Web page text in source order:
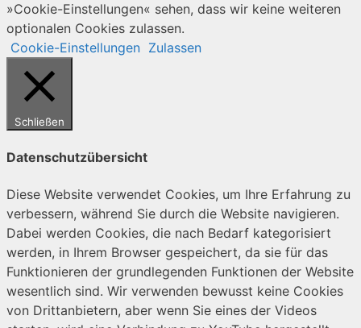
»Cookie-Einstellungen« sehen, dass wir keine weiteren
optionalen Cookies zulassen.
Cookie-Einstellungen Zulassen
Schließen
Datenschutzübersicht
Diese Website verwendet Cookies, um Ihre Erfahrung zu
verbessern, während Sie durch die Website navigieren.
Dabei werden Cookies, die nach Bedarf kategorisiert
werden, in Ihrem Browser gespeichert, da sie für das
Funktionieren der grundlegenden Funktionen der Website
wesentlich sind. Wir verwenden bewusst keine Cookies
von Drittanbietern, aber wenn Sie eines der Videos